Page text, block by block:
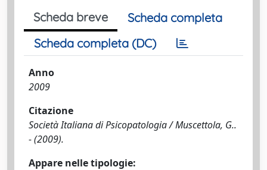
Scheda breve
Scheda completa
Scheda completa (DC)
Anno
2009
Citazione
Società Italiana di Psicopatologia / Muscettola, G..
- (2009).
Appare nelle tipologie: